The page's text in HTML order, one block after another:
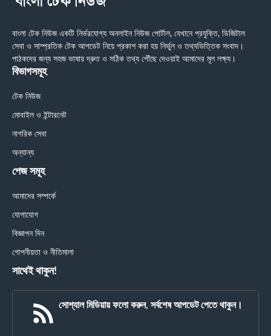
বাংলা টেক নিউজ একটি নির্ভরযোগ্য অনলাইন নিউজ পোর্টাল, যেখানে প্রযুক্তি, ডিজিটাল
সেবা ও সাম্প্রতিক টেক আপডেট নিয়ে প্রকাশ করা হয় নির্ভুল ও তথ্যভিত্তিক সংবাদ।
পাঠকদের জন্য সহজ ভাষায় দ্রুত ও সঠিক তথ্য পৌঁছে দেওয়াই আমাদের মূল লক্ষ্য।
বিভাগসমূহ
টেক নিউজ
মোবাইল ও ইন্টারনেট
নাগরিক সেবা
অন্যান্য
পেজ সমূহ
আমাদের সম্পর্কে
যোগাযোগ
বিজ্ঞাপন দিন
গোপনীয়তা ও নীতিমালা
সাথেই থাকুন!
সোশ্যাল মিডিয়ায় ফলো করুন, সর্বশেষ আপডেট পেতে থাকুন।